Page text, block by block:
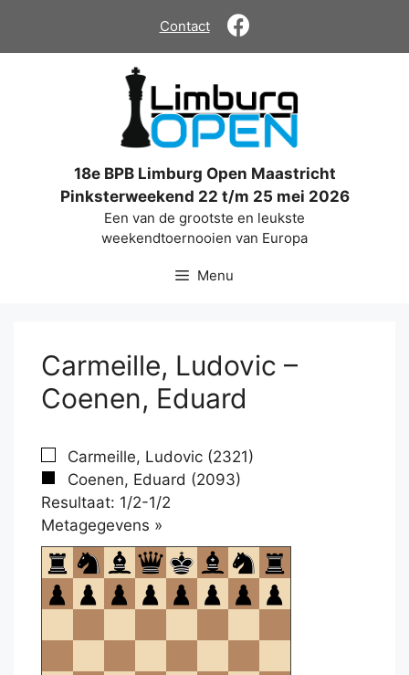
de
Contact
18e BPB Limburg Open Maastricht
Pinksterweekend 22 t/m 25 mei 2026
Een van de grootste en leukste
weekendtoernooien van Europa
Menu
Carmeille, Ludovic –
Coenen, Eduard
Carmeille, Ludovic (2321)
Coenen, Eduard (2093)
Resultaat: 1/2-1/2
Metagegevens »
om
te
openen.